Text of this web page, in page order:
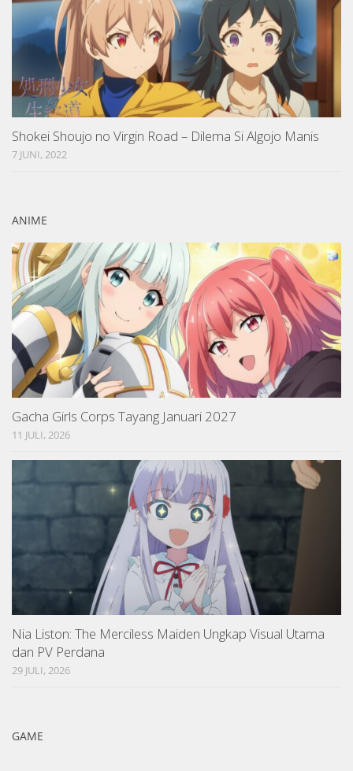
Shokei Shoujo no Virgin Road – Dilema Si Algojo Manis
7 JUNI, 2022
ANIME
Gacha Girls Corps Tayang Januari 2027
11 JULI, 2026
Nia Liston: The Merciless Maiden Ungkap Visual Utama
dan PV Perdana
29 JULI, 2026
GAME